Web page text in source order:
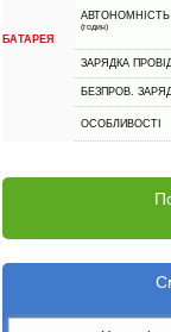
БАТАРЕЯ
АВТОНОМНІСТЬ
(годин)
ЗАРЯДКА
БЕЗПРОВ.
ОСОБЛИВОСТІ